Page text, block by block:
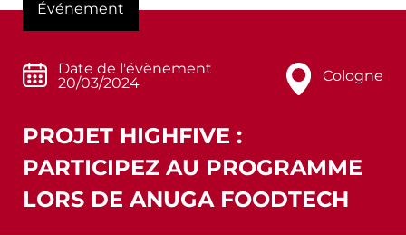
Événement
Date de l'évènement
20/03/2024
Cologne
PROJET HIGHFIVE :
PARTICIPEZ AU PROGRAMME
LORS DE ANUGA FOODTECH